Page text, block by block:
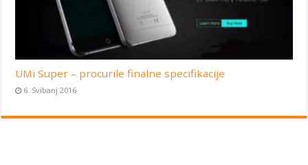
UMi Super – procurile finalne specifikacije
6. Svibanj 2016